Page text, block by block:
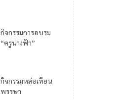
กิจกรรมการอบรม
“ครูนางฟ้า”
กิจกรรมหล่อเทียน
พรรษา